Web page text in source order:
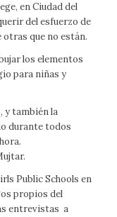
en Ciudad del
del esfuerzo de
otras que no están.
los elementos
para niñas y
y también la
durante todos
Public Schools en
propios del
entrevistas a